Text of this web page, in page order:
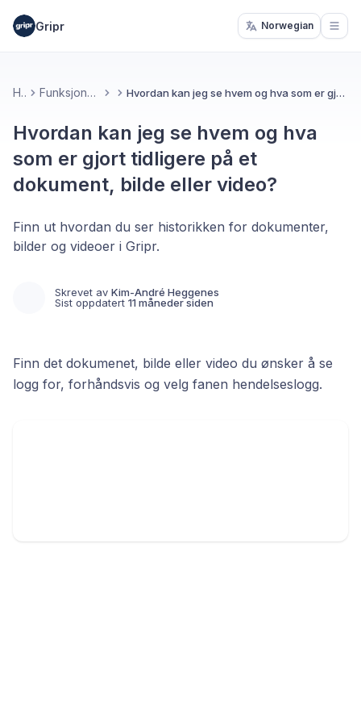
Gripr Norwegian
Hjem Funksjoner og verktøy Hvordan kan jeg se hvem og hva som er gjort tidligere på et dokument, bilde eller video?
Hvordan kan jeg se hvem og hva
som er gjort tidligere på et
dokument, bilde eller video?
Finn ut hvordan du ser historikken for dokumenter,
bilder og videoer i Gripr.
Skrevet av Kim-André Heggenes
Sist oppdatert 11 måneder siden
Finn det dokumenet, bilde eller video du ønsker å se
logg for, forhåndsvis og velg fanen hendelseslogg.